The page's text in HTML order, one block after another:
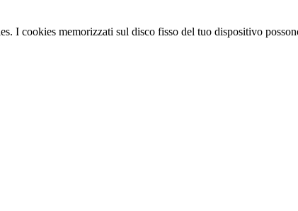
cookies memorizzati sul disco fisso del tuo dispositivo